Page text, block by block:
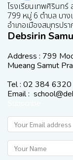
โรงเรียนเทพศิรินทร์
799 หมู่ 6 ตำบล บาง
อำเภอเมืองสมุทรปร
Debsirin
Address : 799
Mueang Samut
Tel : 02 384 6320
Email :